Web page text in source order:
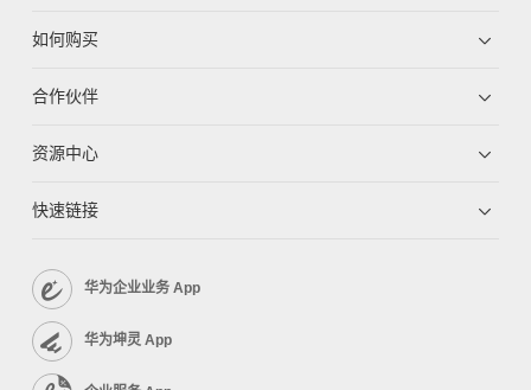
如何购买
合作伙伴
资源中心
快速链接
华为企业业务 App
华为坤灵 App